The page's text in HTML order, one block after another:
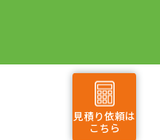
見積り依頼は
こちら